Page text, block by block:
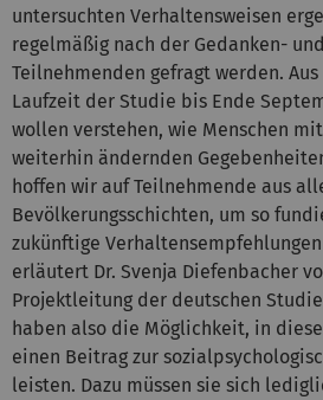
untersuchten Verhaltensweisen
regelmäßig nach der Gedanken-
Teilnehmenden gefragt werden.
Laufzeit der Studie bis Ende
wollen verstehen, wie Menschen
weiterhin ändernden
hoffen wir auf Teilnehmende aus
Bevölkerungsschichten, um so
zukünftige Verhaltensempfehlungen
erläutert Dr. Svenja Diefenbacher
Projektleitung der deutschen
haben also die Möglichkeit, in
einen Beitrag zur
leisten. Dazu müssen sie sich